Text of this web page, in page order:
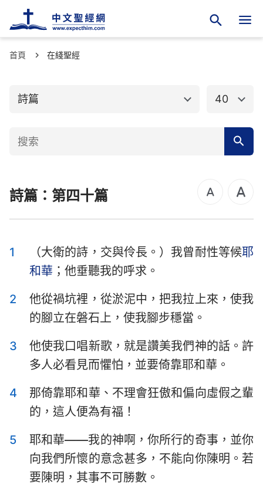
首頁 在綫聖經
詩篇
舊約聖經
創世記
申命記
撒母耳記上
歷代志上 歷代志下
以斯拉記 尼希米記
以斯帖記 約伯記
傳道書 雅歌
耶利米哀歌
但以理書 何西阿書
約珥書 阿摩司書
俄巴底亞書 約拿書
40
詩篇：第四十篇
1 （大衛的詩，交與伶長。）我曾耐性等候耶
和華 ；他垂聽我的呼求。
2
他從禍坑裡，從淤泥中，把我拉上來，使我
的腳立在磐石上，使我腳步穩當。
3
他使我口唱新歌，就是讚美我們神的話。許
多人必看見而懼怕，並要倚靠耶和華。
4
那倚靠耶和華、不理會狂傲和偏向虛假之輩
的，這人便為有福！
5
耶和華——我的神啊，你所行的奇事，並你
向我們所懷的意念甚多，不能向你陳明。若
要陳明，其事不可勝數。